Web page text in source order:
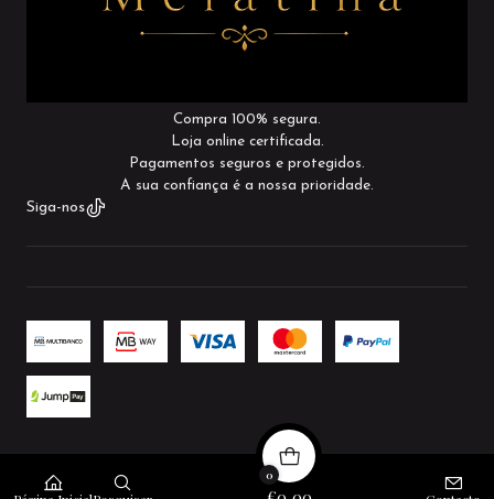
0
Compra 100% segura.
Loja online certificada.
Pagamentos seguros e protegidos.
A sua confiança é a nossa prioridade.
Siga-nos
2026 Mélatina.
Todos os Direitos Reservados. Com tecnologia Jumpseller